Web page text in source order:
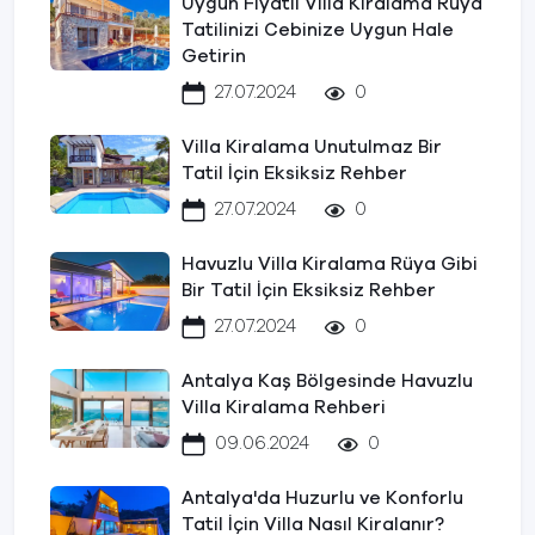
Uygun Fiyatlı Villa Kiralama Rüya
Tatilinizi Cebinize Uygun Hale
Getirin
27.07.2024
0
Villa Kiralama Unutulmaz Bir
Tatil İçin Eksiksiz Rehber
27.07.2024
0
Havuzlu Villa Kiralama Rüya Gibi
Bir Tatil İçin Eksiksiz Rehber
27.07.2024
0
Antalya Kaş Bölgesinde Havuzlu
Villa Kiralama Rehberi
09.06.2024
0
Antalya'da Huzurlu ve Konforlu
Tatil İçin Villa Nasıl Kiralanır?